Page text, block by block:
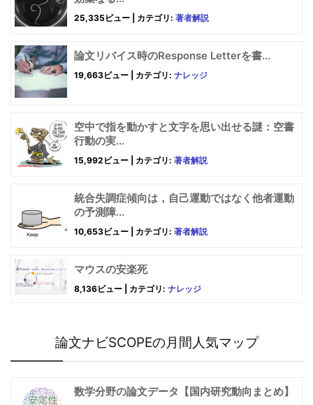
25,335ビュー カテゴリ: 著者解説
論文リバイス時のResponse Letterを書...
19,663ビュー カテゴリ: ナレッジ
空中で指を動かすと文字を思い出せる謎：空書
行動の実...
15,992ビュー カテゴリ: 著者解説
統合失調症傾向は，自己運動ではなく他者運動
の予測障...
10,653ビュー カテゴリ: 著者解説
マウスの安楽死
8,136ビュー カテゴリ: ナレッジ
論文ナビSCOPEの月間人気マップ
数学分野の論文データ【国内研究動向まとめ】